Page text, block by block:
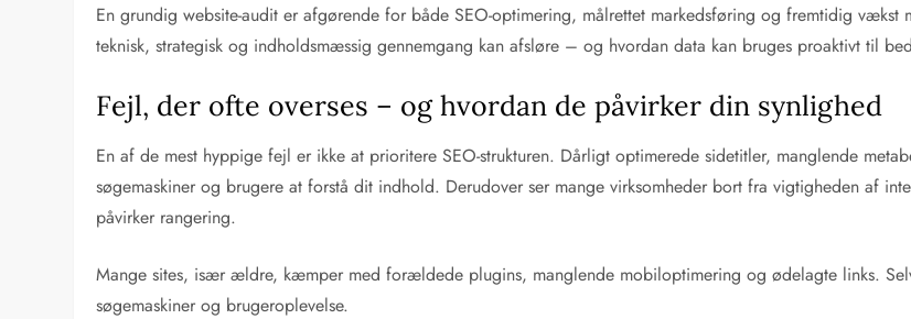
En grundig website-audit er afgørende for både SEO-optimering, målrettet markedsføring og fremtidig vækst
teknisk, strategisk og indholdsmæssig gennemgang kan afsløre – og hvordan data kan bruges proaktivt til
Fejl, der ofte overses – og hvordan de påvirker din synlighed
En af de mest hyppige fejl er ikke at prioritere SEO-strukturen. Dårligt optimerede sidetitler, manglende
søgemaskiner og brugere at forstå dit indhold. Derudover ser mange virksomheder bort fra vigtigheden af
påvirker rangering.
Mange sites, især ældre, kæmper med forældede plugins, manglende mobiloptimering og ødelagte links.
søgemaskiner og brugeroplevelse.